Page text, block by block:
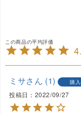
ミサ 1 購
投稿日
2022/09/27